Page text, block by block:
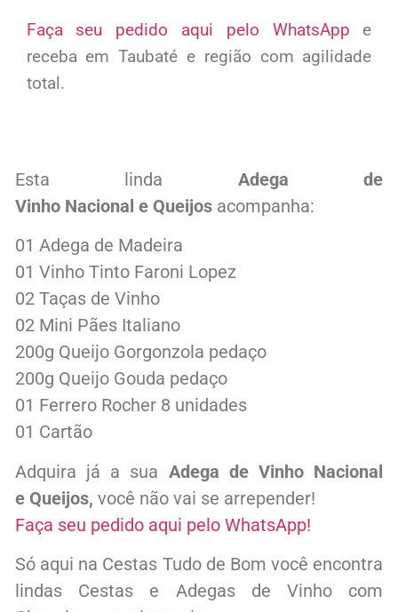
Faça seu pedido aqui pelo WhatsApp e
receba em Taubaté e região com agilidade
total.
Esta linda Adega de
Vinho Nacional e Queijosacompanha:
01 Adega de Madeira
01 Vinho Tinto Faroni Lopez
02 Taças de Vinho
02 Mini Pães Italiano
200g Queijo Gorgonzola pedaço
200g Queijo Gouda pedaço
01 Ferrero Rocher 8 unidades
01 Cartão
Adquira já a sua Adega de Vinho Nacional
e Queijos, você não vai se arrepender!
Faça seu pedido aqui pelo WhatsApp!
Só aqui na Cestas Tudo de Bom você encontra
lindas Cestas e Adegas de Vinho com